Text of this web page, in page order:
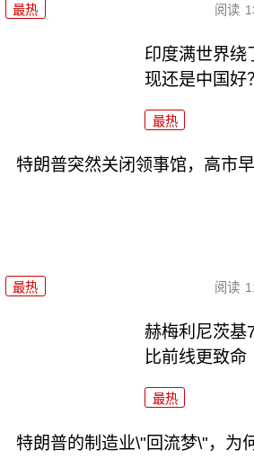
最热 阅读
印度满世界绕
现还是中国好？
最热
特朗普突然关闭领事馆，高市
最热 阅读
赫梅利尼茨基
比前线更致命
最热
特朗普的制造业\"回流梦\"，为